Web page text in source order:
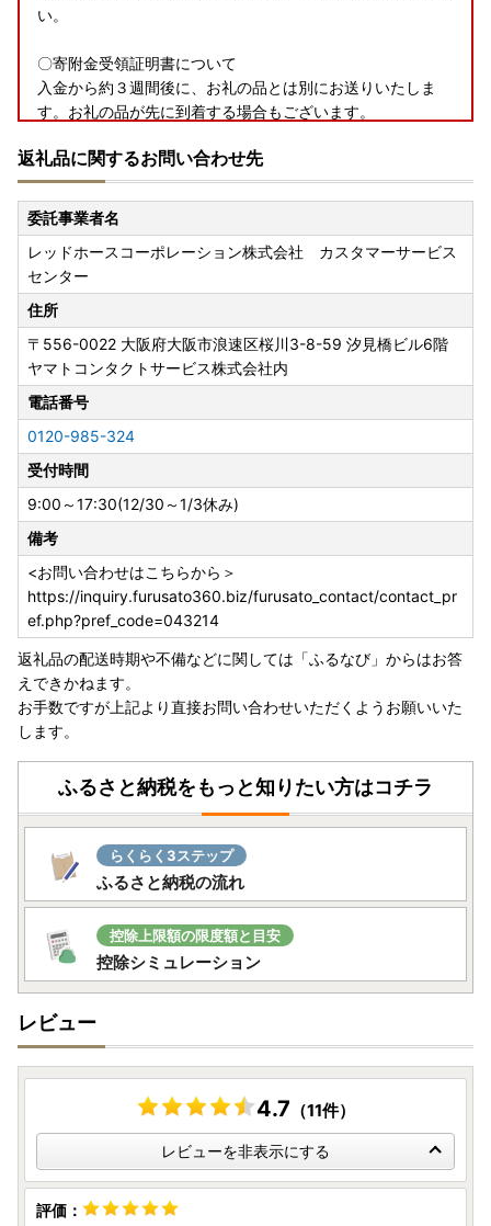
い。
〇寄附金受領証明書について
入金から約３週間後に、お礼の品とは別にお送りいたしま
す。お礼の品が先に到着する場合もございます。
いいたします。
〇ワンストップ特例申請書について
＜＜大河原町はワンストップ特例申請オンラインサービス対
象自治体です＞＞
申請アプリ「IAM（アイアム）」を使用していただくこと
で、書類の作成や申請書の郵送が不要となります。
寄附の申込の際に、ワンストップ特例申請を「希望する」と
されたかたへ受領証明書と一緒に申請書をお送りしておりま
す。
年末に寄附をされた場合、送付が申請期日に間に合わない可
能性が高いため、お急ぎの場合は下記大河原町ホームページ
をご確認いただき、オンライン申請をご利用いただくか、ご
自身で様式をダウンロード・印刷し手続きいただきますよう
お願いいたします。提出の際はマイナンバー確認書類・本人
確認書類の添付漏れにご注意ください。
提出期限は、寄附をした翌年の１月10日まで
受付が完了しましたら、メールにてご連絡いたします。受付
書の送付は行っておりません。
また年末は多くの申請書が送付されるため、確認にお時間を
いただきます。あらかじめご了承ください。
▽大河原町ホームページ
リンク
○ふるさと納税は「寄附」であるため、申し込み後のキャン
セルは原則できません。申込の際は、申込者、お礼の品（数
等に誤りがないかよくご確認の上、申込をお願いいたしま
す。
〇アイリスオーヤマ製品について
・お礼の品をメーカーから直送しているため、保証書に購入
日・店舗等の記載はしておりません。かわりに大河原町から
ーカー保証の期間については、
ります。
また、開封・未使用であっても、メーカー保証の期間は変わ
・「組み立て不要」の記載がないものはお客様組み立てとな
っております。工具は入っておりません。
返礼品に関するお問い合わせ先
委託事業者名
レッドホースコーポレーション株式会社 カスタマーサービス
センター
住所
〒556-0022 大阪府大阪市浪速区桜川3-8-59 汐見橋ビル6階
ヤマトコンタクトサービス株式会社内
電話番号
0120-985-324
受付時間
9:00～17:30(12/30～1/3休み)
備考
<お問い合わせはこちらから＞
https://inquiry.furusato360.biz/furusato_contact/contact_pr
ef.php?pref_code=043214
返礼品の配送時期や不備などに関しては「ふるなび」からはお答
えできかねます。
お手数ですが上記より直接お問い合わせいただくようお願いいた
します。
ふるさと納税をもっと知りたい方はコチラ
らくらく3ステップ
ふるさと納税の流れ
控除上限額の限度額と目安
控除シミュレーション
レビュー
4.7 （11件）
レビューを非表示にする